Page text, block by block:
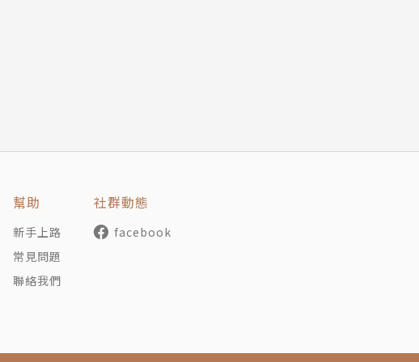
止核戰再度爆發方面發揮了舉足輕重的作用。
警告，說明了核武對文明所將構成的存亡威脅；此後，它激勵
原子浩劫的恐怖，因為赫西向我們展現了它的景象。自報導刊
可怕後果的情況下，威脅採取核武行動，也就是說，該行動要
幫助
新手上路
常見問題
聯絡我們
社群動態
facebook